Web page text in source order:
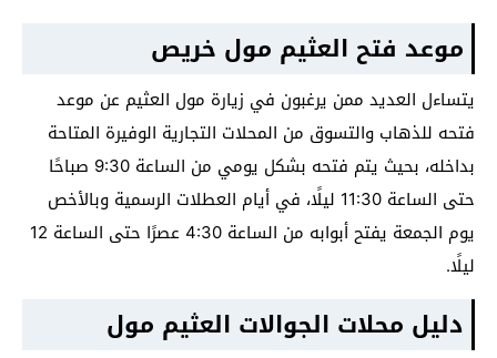
موعد فتح العثيم مول خريص
يتساءل العديد ممن يرغبون في زيارة مول العثيم عن موعد
فتحه للذهاب والتسوق من المحلات التجارية الوفيرة المتاحة
بداخله، بحيث يتم فتحه بشكل يومي من الساعة 9:30 صباحًا
حتى الساعة 11:30 ليلًا، في أيام العطلات الرسمية وبالأخص
يوم الجمعة يفتح أبوابه من الساعة 4:30 عصرًا حتى الساعة 12
ليلًا.
دليل محلات الجوالات العثيم مول